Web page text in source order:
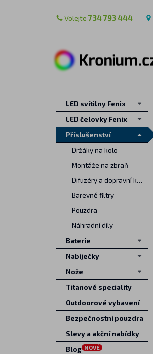
Volejte 734 793 444
LED svítilny Fenix
LED čelovky Fenix
Příslušenství
Držáky na kolo
Montáže na zbraň
Difuzéry a dopravní kužely
Barevné filtry
Pouzdra
Náhradní díly
Baterie
Nabíječky
Nože
Titanové speciality
Outdoorové vybavení
Bezpečnostní pouzdra
Slevy a akční nabídky
Blog NOVÉ